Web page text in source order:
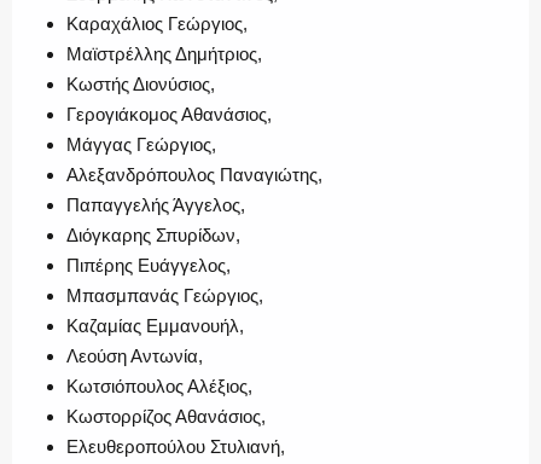
Καραχάλιος Γεώργιος,
Μαϊστρέλλης Δημήτριος,
Κωστής Διονύσιος,
Γερογιάκομος Αθανάσιος,
Μάγγας Γεώργιος,
Αλεξανδρόπουλος Παναγιώτης,
Παπαγγελής Άγγελος,
Διόγκαρης Σπυρίδων,
Πιπέρης Ευάγγελος,
Μπασμπανάς Γεώργιος,
Καζαμίας Εμμανουήλ,
Λεούση Αντωνία,
Κωτσιόπουλος Αλέξιος,
Κωστορρίζος Αθανάσιος,
Ελευθεροπούλου Στυλιανή,